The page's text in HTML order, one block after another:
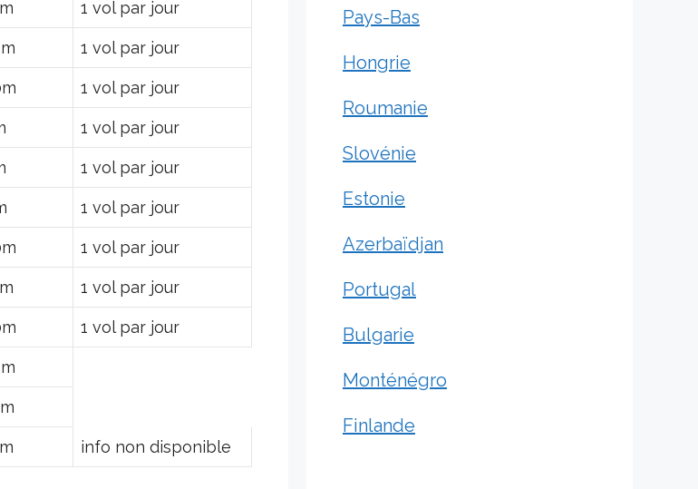
1 vol par jour
1 vol par jour
1 vol par jour
1 vol par jour
1 vol par jour
1 vol par jour
1 vol par jour
1 vol par jour
1 vol par jour
info non disponible
Pays-Bas
Hongrie
Roumanie
Slovénie
Estonie
Azerbaïdjan
Portugal
Bulgarie
Monténégro
Finlande